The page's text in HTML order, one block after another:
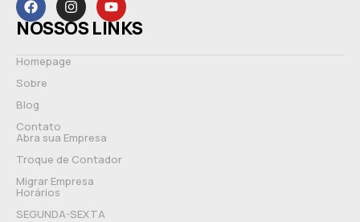
NOSSOS LINKS
Homepage
Sobre
Blog
Contato
Abra sua Empresa
Troque de Contador
Migrar Empresa
Horários
SEGUNDA-SEXTA